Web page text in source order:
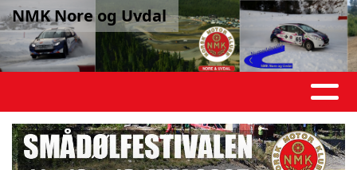
NMK Nore og Uvdal